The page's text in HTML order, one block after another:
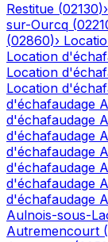
Restitue (02130)›
sur-Ourcq (
(02860)›
Location
Location
Location
d'échafaudage
d'échafaudage
d'échafaudage
d'échafaudage
d'échafaudage
d'échafaudage
d'échafaudage
Aulnois-sous-
Autremencourt (